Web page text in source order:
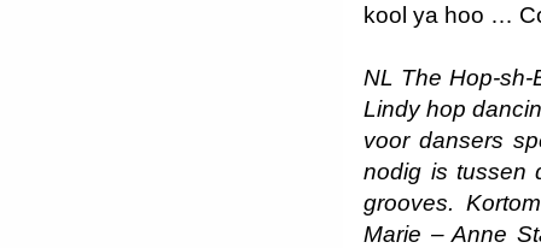
kool ya hoo …
NL The Hop-
Lindy hop
voor dansers
nodig is tussen
grooves.
Marie – Anne